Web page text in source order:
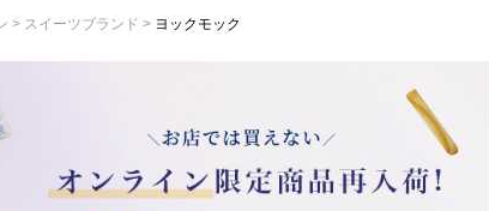
スイーツブランド ヨックモック